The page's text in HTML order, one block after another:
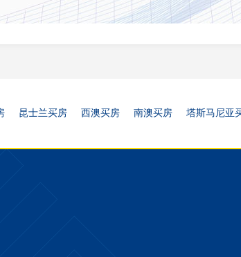
昆士兰买房 西澳买房 南澳买房 塔斯马尼亚